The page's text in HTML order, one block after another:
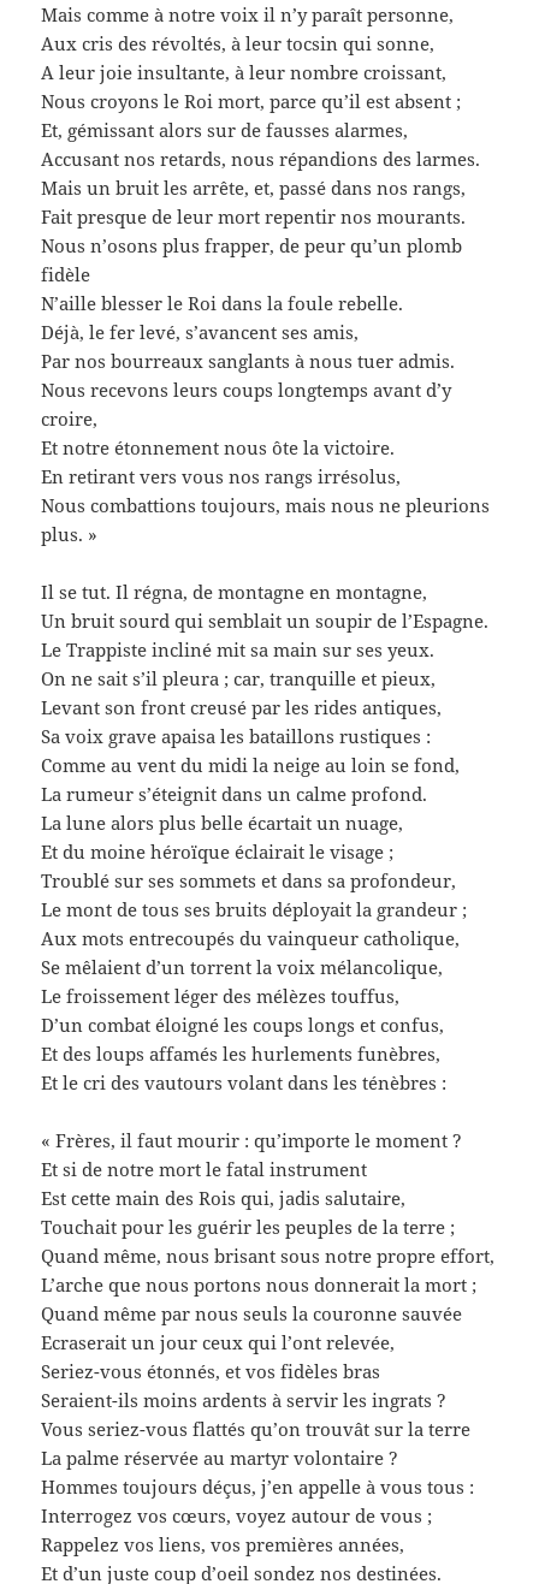
Mais comme à notre voix il n’y paraît personne,
Aux cris des révoltés, à leur tocsin qui sonne,
A leur joie insultante, à leur nombre croissant,
Nous croyons le Roi mort, parce qu’il est absent ;
Et, gémissant alors sur de fausses alarmes,
Accusant nos retards, nous répandions des larmes.
Mais un bruit les arrête, et, passé dans nos rangs,
Fait presque de leur mort repentir nos mourants.
Nous n’osons plus frapper, de peur qu’un plomb
fidèle
N’aille blesser le Roi dans la foule rebelle.
Déjà, le fer levé, s’avancent ses amis,
Par nos bourreaux sanglants à nous tuer admis.
Nous recevons leurs coups longtemps avant d’y
croire,
Et notre étonnement nous ôte la victoire.
En retirant vers vous nos rangs irrésolus,
Nous combattions toujours, mais nous ne pleurions
plus. »
Il se tut. Il régna, de montagne en montagne,
Un bruit sourd qui semblait un soupir de l’Espagne.
Le Trappiste incliné mit sa main sur ses yeux.
On ne sait s’il pleura ; car, tranquille et pieux,
Levant son front creusé par les rides antiques,
Sa voix grave apaisa les bataillons rustiques :
Comme au vent du midi la neige au loin se fond,
La rumeur s’éteignit dans un calme profond.
La lune alors plus belle écartait un nuage,
Et du moine héroïque éclairait le visage ;
Troublé sur ses sommets et dans sa profondeur,
Le mont de tous ses bruits déployait la grandeur ;
Aux mots entrecoupés du vainqueur catholique,
Se mêlaient d’un torrent la voix mélancolique,
Le froissement léger des mélèzes touffus,
D’un combat éloigné les coups longs et confus,
Et des loups affamés les hurlements funèbres,
Et le cri des vautours volant dans les ténèbres :
« Frères, il faut mourir : qu’importe le moment ?
Et si de notre mort le fatal instrument
Est cette main des Rois qui, jadis salutaire,
Touchait pour les guérir les peuples de la terre ;
Quand même, nous brisant sous notre propre effort,
L’arche que nous portons nous donnerait la mort ;
Quand même par nous seuls la couronne sauvée
Ecraserait un jour ceux qui l’ont relevée,
Seriez-vous étonnés, et vos fidèles bras
Seraient-ils moins ardents à servir les ingrats ?
Vous seriez-vous flattés qu’on trouvât sur la terre
La palme réservée au martyr volontaire ?
Hommes toujours déçus, j’en appelle à vous tous :
Interrogez vos cœurs, voyez autour de vous ;
Rappelez vos liens, vos premières années,
Et d’un juste coup d’oeil sondez nos destinées.